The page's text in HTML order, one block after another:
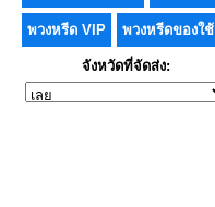
พวงหรีด VIP พวงหรีดของใช้
จังหวัดที่จัดส่ง: